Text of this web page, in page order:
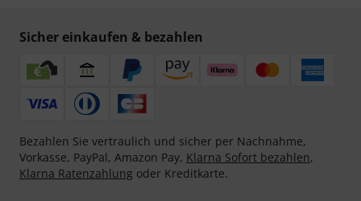
Sicher einkaufen & bezahlen
Bezahlen Sie vertraulich und sicher per Nachnahme,
Vorkasse, PayPal, Amazon Pay, Klarna Sofort bezahlen,
Klarna Ratenzahlung oder Kreditkarte.